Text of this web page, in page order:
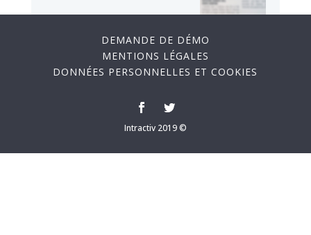
DEMANDE DE DÉMO
MENTIONS LÉGALES
DONNÉES PERSONNELLES ET COOKIES
Intractiv 2019 ©